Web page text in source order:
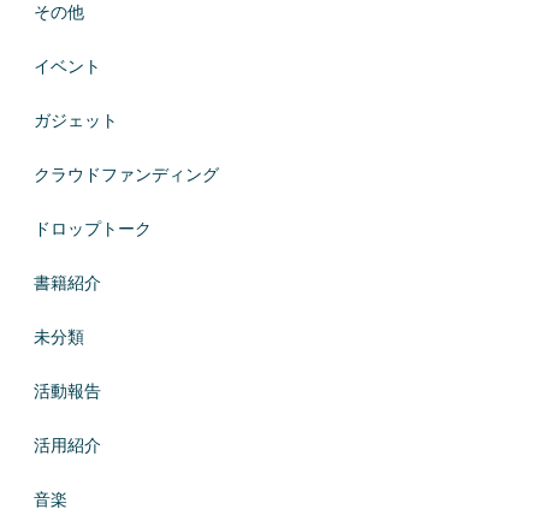
その他
イベント
ガジェット
クラウドファンディング
ドロップトーク
書籍紹介
未分類
活動報告
活用紹介
音楽